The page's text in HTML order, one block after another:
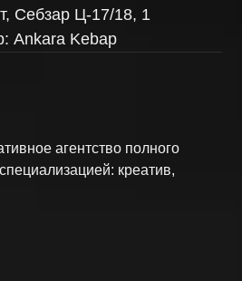
Себзар Ц-17/18, 1
Ankara Kebap
агентство полного
креатив,